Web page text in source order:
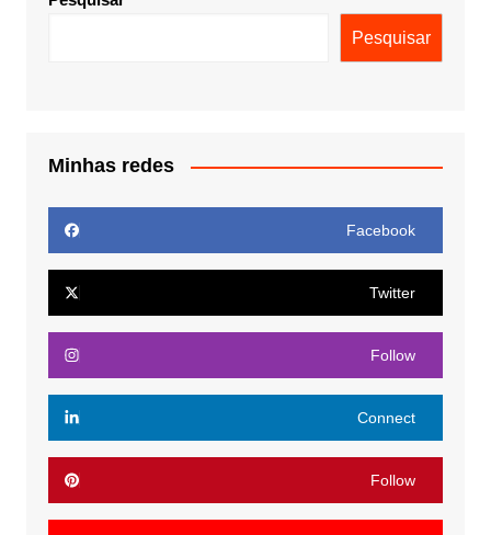
Pesquisar
Minhas redes
Facebook
Twitter
Follow
Connect
Follow